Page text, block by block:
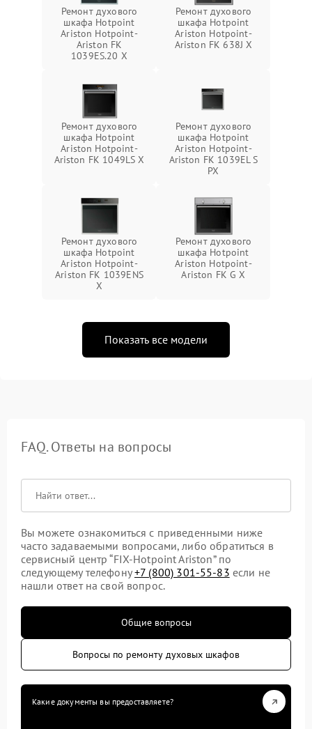
Ремонт духового
шкафа Hotpoint
Ariston Hotpoint-
Ariston FK
1039ES.20 X
Ремонт духового
шкафа Hotpoint
Ariston Hotpoint-
Ariston FK 638J X
Ремонт духового
шкафа Hotpoint
Ariston Hotpoint-
Ariston FK 1049LS X
Ремонт духового
шкафа Hotpoint
Ariston Hotpoint-
Ariston FK 1039EL S
PX
Ремонт духового
шкафа Hotpoint
Ariston Hotpoint-
Ariston FK 1039ENS
X
Ремонт духового
шкафа Hotpoint
Ariston Hotpoint-
Ariston FK G X
Показать все модели
FAQ. Ответы на вопросы
Вы можете ознакомиться с приведенными ниже
часто задаваемыми вопросами, либо обратиться в
сервисный центр “FIX-Hotpoint Ariston” по
следующему телефону+7 (800) 301-55-83 если не
нашли ответ на свой вопрос.
Общие вопросы
Вопросы по ремонту духовых шкафов
Какие документы вы предоставляете?